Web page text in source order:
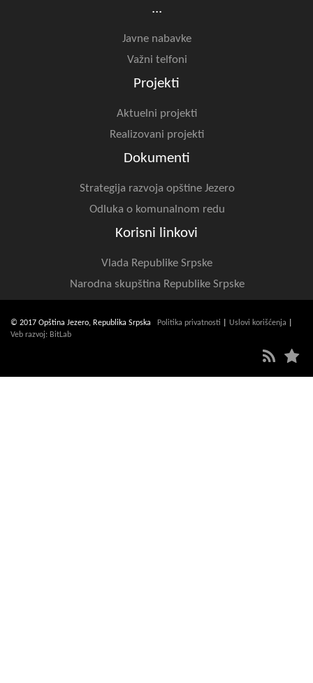
...
Javne nabavke
Važni telfoni
Projekti
Aktuelni projekti
Realizovani projekti
Dokumenti
Strategija razvoja opštine Jezero
Odluka o komunalnom redu
Korisni linkovi
Vlada Republike Srpske
Narodna skupština Republike Srpske
© 2017 Opština Jezero, Republika Srpska Politika privatnosti Uslovi korišćenja
Veb razvoj: BitLab